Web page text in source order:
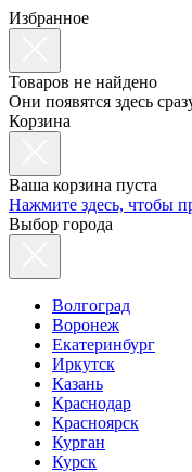
Избранное
Товаров не найдено
Они появятся здесь
Корзина
Ваша корзина пуста
Нажмите здесь, чтобы
Выбор города
Волгоград
Воронеж
Екатеринбург
Иркутск
Казань
Краснодар
Красноярск
Курган
Курск